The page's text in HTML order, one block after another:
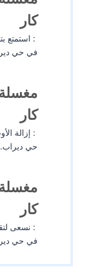
كار
: استمتع
في حي
كار
: إزالة
حي ديراب.
كار
: نسعى
في حي